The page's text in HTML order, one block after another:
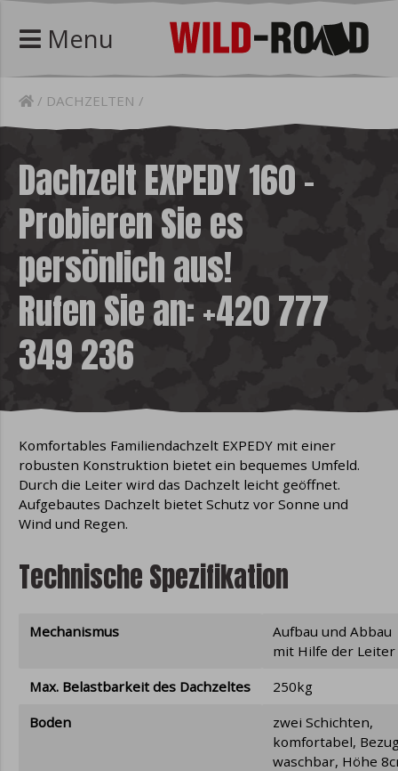
Menu
DACHZELTEN
Dachzelt EXPEDY 160 –
Probieren Sie es
persönlich aus!
Rufen Sie an: +420 777
349 236
Komfortables Familiendachzelt EXPEDY mit einer
robusten Konstruktion bietet ein bequemes Umfeld.
Durch die Leiter wird das Dachzelt leicht geöffnet.
Aufgebautes Dachzelt bietet Schutz vor Sonne und
Wind und Regen.
Technische Spezifikation
Mechanismus
Aufbau und Abbau
mit Hilfe der Leiter
Max. Belastbarkeit des Dachzeltes
250kg
Boden
zwei Schichten,
komfortabel,
waschbar, Höhe